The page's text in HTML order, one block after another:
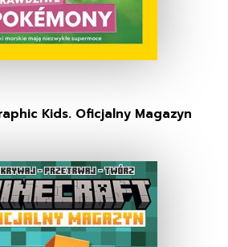
Kids. Oficjalny Magazyn